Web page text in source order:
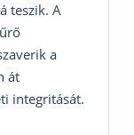
teszik. A
a
át
integritását.